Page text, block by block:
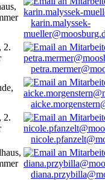
karin.malyssek-
2.
2.